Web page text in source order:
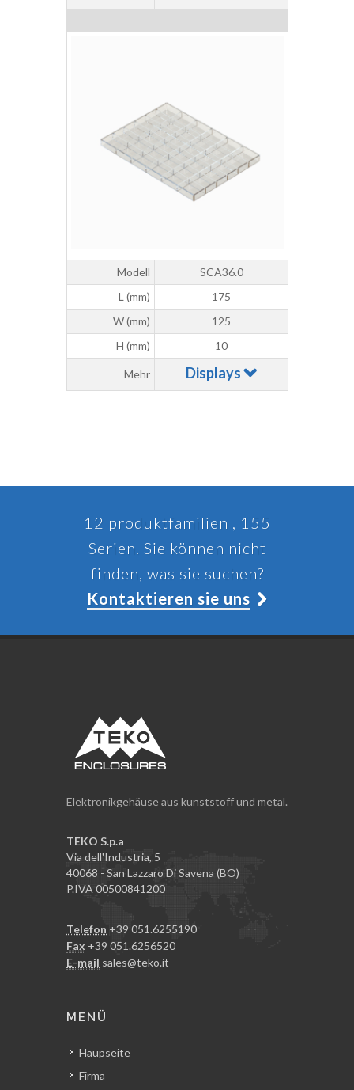
Modell
SCA36.0
L (mm)
175
W (mm)
125
H (mm)
10
Mehr Displays
12 produktfamilien , 155
Serien. Sie können nicht
finden, was sie suchen?
Kontaktieren sie uns
Elektronikgehäuse aus kunststoff und metal.
TEKO S.p.a
Via dell'Industria, 5
40068 - San Lazzaro Di Savena (BO)
P.IVA 00500841200
Telefon +39 051.6255190
Fax +39 051.6256520
E-mail sales@teko.it
MENÜ
Haupseite
Firma